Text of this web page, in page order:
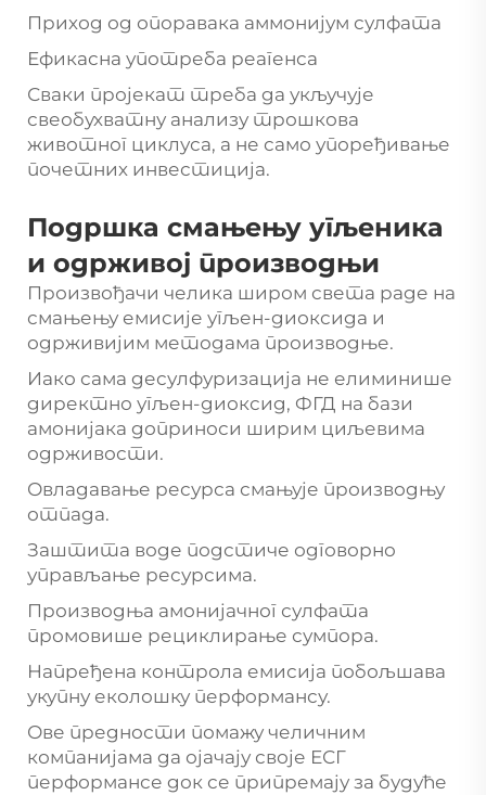
Приход од опоравака аммонијум сулфата
Ефикасна употреба реагенса
Сваки пројекат треба да укључује
свеобухватну анализу трошкова
животног циклуса, а не само упоређивање
почетних инвестиција.
Подршка смањењу угљеника
и одрживој производњи
Произвођачи челика широм света раде на
смањењу емисије угљен-диоксида и
одрживијим методама производње.
Иако сама десулфуризација не елиминише
директно угљен-диоксид, ФГД на бази
амонијака доприноси ширим циљевима
одрживости.
Овладавање ресурса смањује производњу
отпада.
Заштита воде подстиче одговорно
управљање ресурсима.
Производња амонијачног сулфата
промовише рециклирање сумпора.
Напређена контрола емисија побољшава
укупну еколошку перформансу.
Ове предности помажу челичним
компанијама да ојачају своје ЕСГ
перформансе док се припремају за будуће